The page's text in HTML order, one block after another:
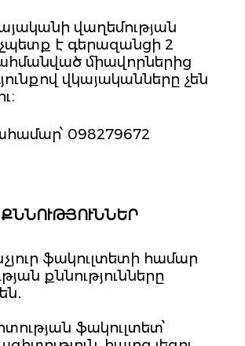
վաղեմության
է գերազանցի 2
միավորներից
վկայականները չեն
098279672
ՔՆՆՈՒԹՅՈՒՆՆԵՐ
ֆակուլտետի համար
քննությունները
ֆակուլտետ՝